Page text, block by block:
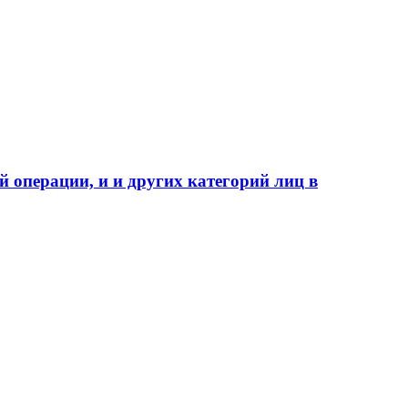
и и других категорий лиц в